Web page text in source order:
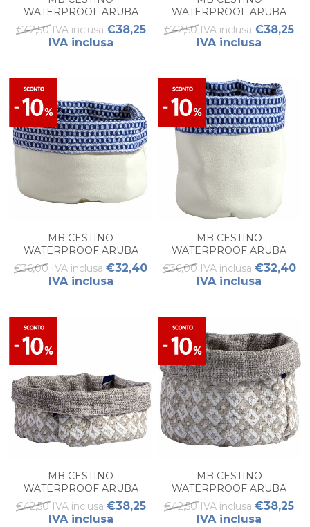
WATERPROOF ARUBA
ACQUA L
€42,50 IVA inclusa €38,25
IVA inclusa
WATERPROOF ARUBA
ACQUA M
€42,50 IVA inclusa €38,25
IVA inclusa
MB CESTINO
WATERPROOF ARUBA
BLUE M
€36,00 IVA inclusa €32,40
IVA inclusa
MB CESTINO
WATERPROOF ARUBA
BLUE S
€36,00 IVA inclusa €32,40
IVA inclusa
MB CESTINO
WATERPROOF ARUBA
SAND L
€42,50 IVA inclusa €38,25
IVA inclusa
MB CESTINO
WATERPROOF ARUBA
SAND M
€42,50 IVA inclusa €38,25
IVA inclusa